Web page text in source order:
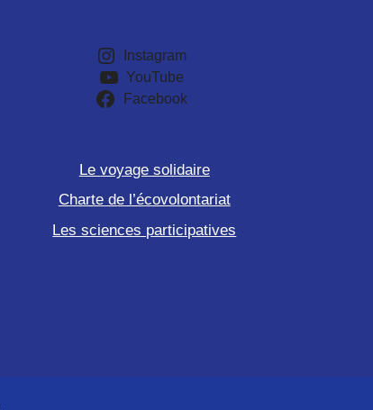
Instagram
YouTube
Facebook
Le voyage solidaire
Charte de l’écovolontariat
Les sciences participatives